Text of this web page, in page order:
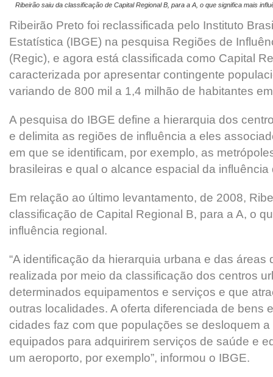
Ribeirão saiu da classificação de Capital Regional B, para a A, o que significa mais
Ribeirão Preto foi reclassificada pelo Instituto
Estatística (IBGE) na pesquisa Regiões de
(Regic), e agora está classificada como Capital
caracterizada por apresentar contingente
variando de 800 mil a 1,4 milhão de habitantes
A pesquisa do IBGE define a hierarquia dos
e delimita as regiões de influência a eles
em que se identificam, por exemplo, as
brasileiras e qual o alcance espacial da influência
Em relação ao último levantamento, de 2008,
classificação de Capital Regional B, para a A, o
influência regional.
“A identificação da hierarquia urbana e das áreas
realizada por meio da classificação dos centros
determinados equipamentos e serviços e que
outras localidades. A oferta diferenciada de bens
cidades faz com que populações se desloquem
equipados para adquirirem serviços de saúde e
um aeroporto, por exemplo”, informou o IBGE.